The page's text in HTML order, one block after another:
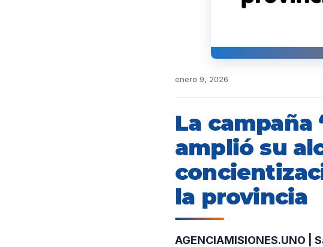
enero 9, 2026
La campaña
amplió su
la provincia
AGENCIAMISIONES.UNO |